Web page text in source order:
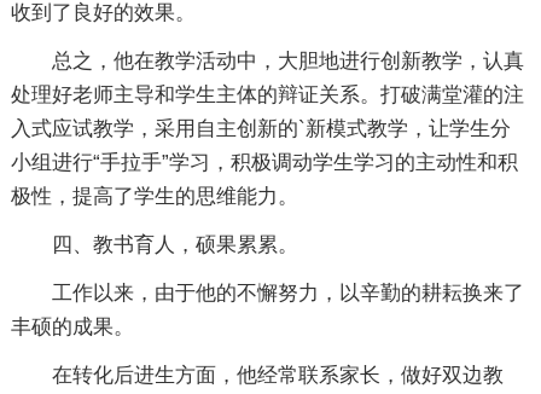
收到了良好的效果。
总之，他在教学活动中，大胆地进行创新教学，认真
处理好老师主导和学生主体的辩证关系。打破满堂灌的注
入式应试教学，采用自主创新的`新模式教学，让学生分
小组进行“手拉手”学习，积极调动学生学习的主动性和积
极性，提高了学生的思维能力。
四、教书育人，硕果累累。
工作以来，由于他的不懈努力，以辛勤的耕耘换来了
丰硕的成果。
在转化后进生方面，他经常联系家长，做好双边教